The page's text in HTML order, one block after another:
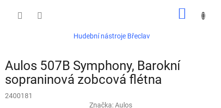
Hudební nástroje Břeclav
Aulos 507B Symphony, Barokní
sopraninová zobcová flétna
2400181
Značka:Aulos